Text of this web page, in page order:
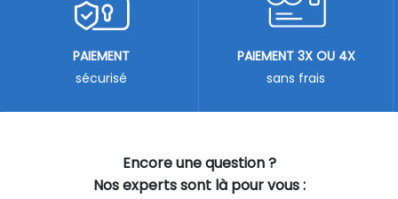
Encore une question ?
Nos experts sont là pour vous :
PAIEMENT
sécurisé
PAIEMENT 3X OU 4X
sans frais